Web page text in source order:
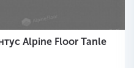
Alpine Floor Tanle